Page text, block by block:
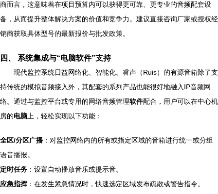
商而言，这意味着在项目预算内可以获得更可靠、更专业的音频配套设
备，从而提升整体解决方案的价值和竞争力。建议直接咨询厂家或授权经
销商获取具体型号的最新报价与批发政策。
四、 系统集成与“电脑软件”支持
现代监控系统日益网络化、智能化。睿声（Ruis）的有源音箱除了支
持传统的模拟音频接入外，其配套的系列产品也能很好地融入IP音频网
络。通过与监控平台或专用的网络音频管理软件配合，用户可以在中心机
房的电脑 上，轻松实现以下功能：
全区/分区广播 ：对监控网络内的所有或指定区域的音箱进行统一或分组
语音播报。
定时任务 ：设置自动播放音乐或提示音。
应急指挥 ：在发生紧急情况时，快速选定区域发布疏散或警告指令。